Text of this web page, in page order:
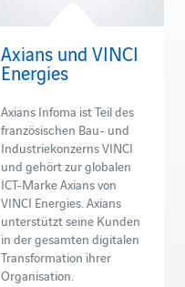
Axians und VINCI
Energies
Axians Infoma ist Teil des
französischen Bau- und
Industriekonzerns VINCI
und gehört zur globalen
ICT-Marke Axians von
VINCI Energies. Axians
unterstützt seine Kunden
in der gesamten digitalen
Transformation ihrer
Organisation.